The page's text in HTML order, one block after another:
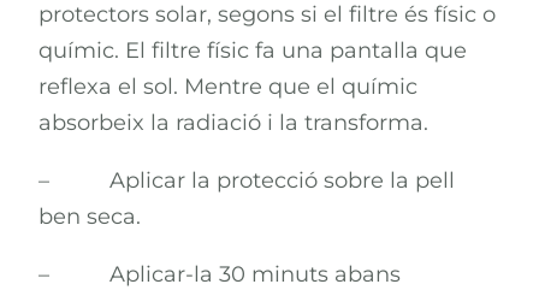
protectors solar, segons si el filtre és físic o
químic. El filtre físic fa una pantalla que
reflexa el sol. Mentre que el químic
absorbeix la radiació i la transforma.
– Aplicar la protecció sobre la pell
ben seca.
– Aplicar-la 30 minuts abans